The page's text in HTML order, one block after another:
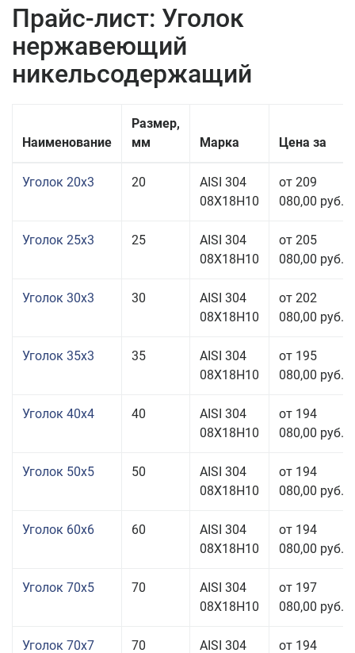
Прайс-лист: Уголок
нержавеющий
никельсодержащий
Наименование
Размер,
мм
Марка Цена за
Уголок 20x3 20
AISI 304
08Х18Н10
от 209
080,00 руб.
Уголок 25x3 25
AISI 304
08Х18Н10
от 205
080,00 руб.
Уголок 30x3 30
AISI 304
08Х18Н10
от 202
080,00 руб.
Уголок 35x3 35
AISI 304
08Х18Н10
от 195
080,00 руб.
Уголок 40x4 40
AISI 304
08Х18Н10
от 194
080,00 руб.
Уголок 50x5 50
AISI 304
08Х18Н10
от 194
080,00 руб.
Уголок 60x6 60
AISI 304
08Х18Н10
от 194
080,00 руб.
Уголок 70x5 70
AISI 304
08Х18Н10
от 197
080,00 руб.
Уголок 70x7 70 AISI 304 от 194